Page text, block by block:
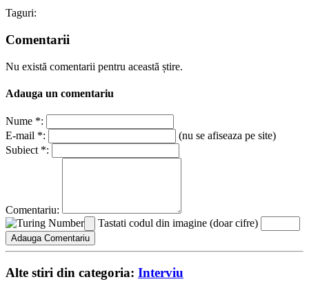
Taguri:
Comentarii
Nu există comentarii pentru această știre.
Adauga un comentariu
Nume *:
E-mail *:
(nu se afiseaza pe site)
Subiect *:
Comentariu:
Tastati codul din imagine (doar cifre)
Alte stiri din categoria: Interviu